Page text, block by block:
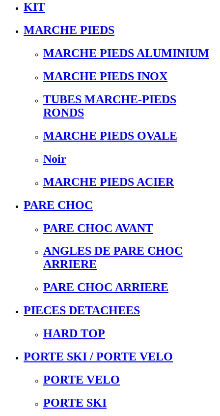
KIT
MARCHE PIEDS
MARCHE PIEDS ALUMINIUM
MARCHE PIEDS INOX
TUBES MARCHE-PIEDS
RONDS
MARCHE PIEDS OVALE
Noir
MARCHE PIEDS ACIER
PARE CHOC
PARE CHOC AVANT
ANGLES DE PARE CHOC
ARRIERE
PARE CHOC ARRIERE
PIECES DETACHEES
HARD TOP
PORTE SKI / PORTE VELO
PORTE VELO
PORTE SKI